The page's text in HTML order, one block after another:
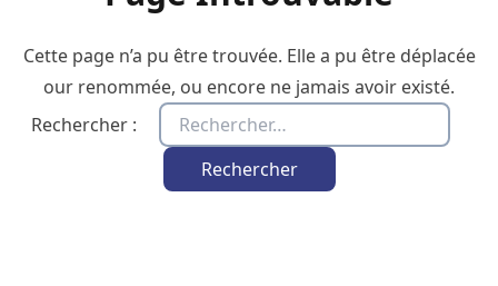
Cette page n’a pu être trouvée. Elle a pu être déplacée
our renommée, ou encore ne jamais avoir existé.
Rechercher :